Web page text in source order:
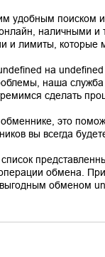
удобным поиском
наличными
и лимиты, которые
на
наша служба
сделать
это
вы всегда
обмена.
обменом